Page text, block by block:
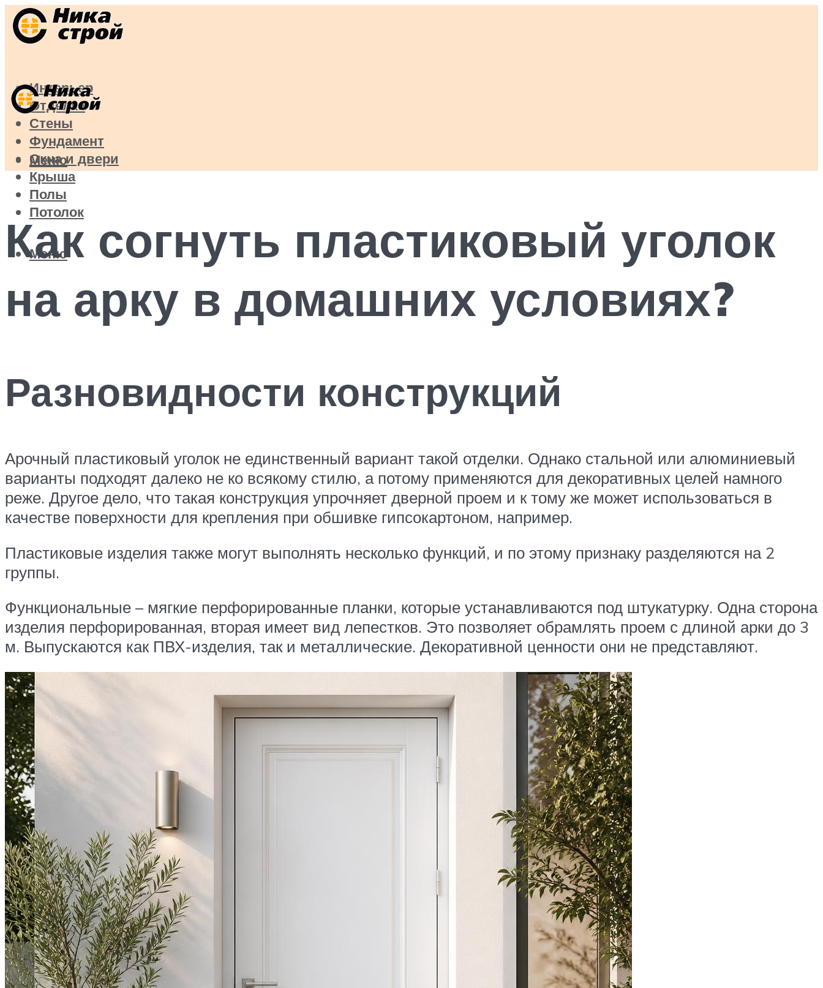
Интерьер
Отделка
Стены
Фундамент
Окна и двери
Крыша
Полы
Потолок
Меню
Меню
Как согнуть пластиковый уголок
на арку в домашних условиях?
Разновидности конструкций
Арочный пластиковый уголок не единственный вариант такой отделки. Однако стальной или алюминиевый
варианты подходят далеко не ко всякому стилю, а потому применяются для декоративных целей намного
реже. Другое дело, что такая конструкция упрочняет дверной проем и к тому же может использоваться в
качестве поверхности для крепления при обшивке гипсокартоном, например.
Пластиковые изделия также могут выполнять несколько функций, и по этому признаку разделяются на 2
группы.
Функциональные – мягкие перфорированные планки, которые устанавливаются под штукатурку. Одна сторона
изделия перфорированная, вторая имеет вид лепестков. Это позволяет обрамлять проем с длиной арки до 3
м. Выпускаются как ПВХ-изделия, так и металлические. Декоративной ценности они не представляют.